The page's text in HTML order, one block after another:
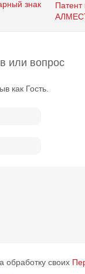
Патент
или вопрос
как Гость.
обработку своих